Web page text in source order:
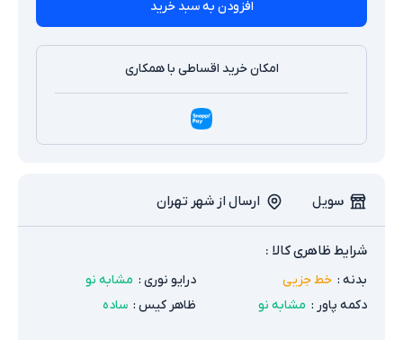
افزودن به سبد خرید
امکان خرید اقساطی با همکاری
سویل ارسال از شهر تهران
شرایط ظاهری کالا :
بدنه : خط جزیی درایو نوری : مشابه نو
دکمه پاور : مشابه نو ظاهر کیس : ساده